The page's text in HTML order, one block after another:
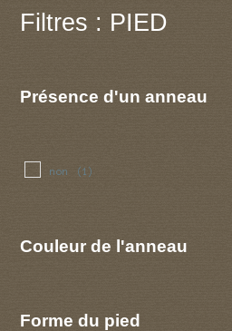
Filtres : PIED
Présence d'un anneau
non (1)
Couleur de l'anneau
Forme du pied